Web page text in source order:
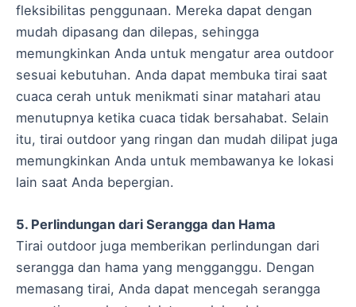
fleksibilitas penggunaan. Mereka dapat dengan
mudah dipasang dan dilepas, sehingga
memungkinkan Anda untuk mengatur area outdoor
sesuai kebutuhan. Anda dapat membuka tirai saat
cuaca cerah untuk menikmati sinar matahari atau
menutupnya ketika cuaca tidak bersahabat. Selain
itu, tirai outdoor yang ringan dan mudah dilipat juga
memungkinkan Anda untuk membawanya ke lokasi
lain saat Anda bepergian.
5. Perlindungan dari Serangga dan Hama
Tirai outdoor juga memberikan perlindungan dari
serangga dan hama yang mengganggu. Dengan
memasang tirai, Anda dapat mencegah serangga